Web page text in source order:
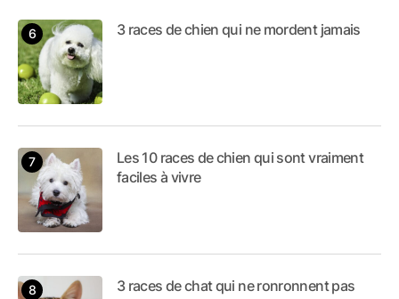
3 races de chien qui ne mordent jamais
Les 10 races de chien qui sont vraiment
faciles à vivre
3 races de chat qui ne ronronnent pas